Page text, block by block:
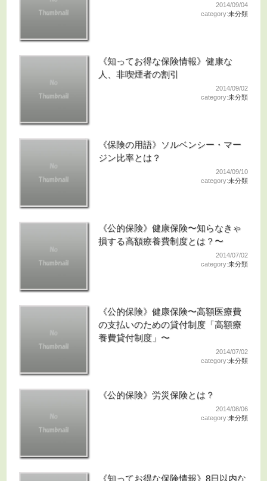
2014/09/04
category:未分類
《知ってお得な保険情報》健康な
人、非喫煙者の割引
2014/09/02
category:未分類
《保険の用語》ソルベンシー・マー
ジン比率とは？
2014/09/10
category:未分類
《公的保険》健康保険〜知らなきゃ
損する高額療養費制度とは？〜
2014/07/02
category:未分類
《公的保険》健康保険〜高額医療費
の支払いのための貸付制度「高額療
養費貸付制度」〜
2014/07/02
category:未分類
《公的保険》労災保険とは？
2014/08/06
category:未分類
《知ってお得な保険情報》8日以内な